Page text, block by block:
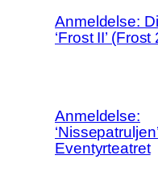
Anmeldelse:
‘Frost II’ (Frost
Anmeldelse:
Eventyrteatret